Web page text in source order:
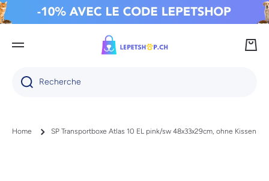
IGNORER ET PASSER AU CONTENU
Recherche
Home SP Transportboxe Atlas 10 EL pink/sw 48x33x29cm, ohne Kissen